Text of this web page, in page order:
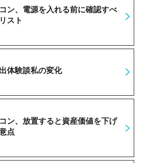
ン、電源を入れる前に確認すべ
スト
体験談私の変化
ン、放置すると資産価値を下げ
点